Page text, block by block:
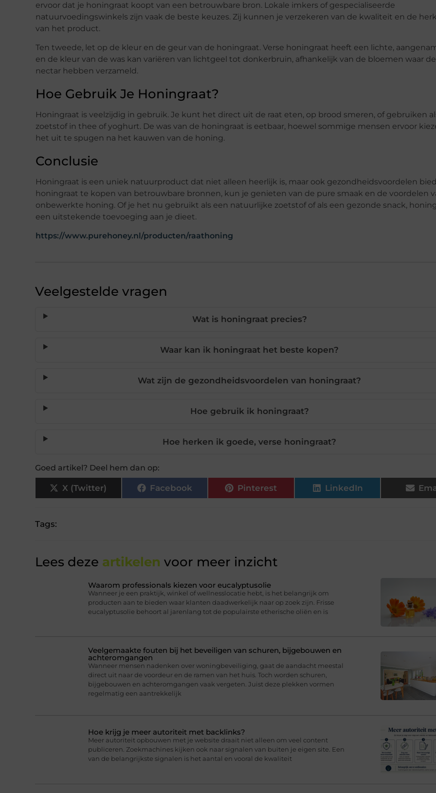
ervoor dat je honingraat koopt van een betrouwbare bron. Lokale imkers of gespecialiseerde
natuurvoedingswinkels zijn vaak de beste keuzes. Zij kunnen je verzekeren van de kwaliteit en de
van het product.
Ten tweede, let op de kleur en de geur van de honingraat. Verse honingraat heeft een lichte,
en de kleur van de was kan variëren van lichtgeel tot donkerbruin, afhankelijk van de bloemen waar
nectar hebben verzameld.
Hoe Gebruik Je Honingraat?
Honingraat is veelzijdig in gebruik. Je kunt het direct uit de raat eten, op brood smeren, of gebruiken
zoetstof in thee of yoghurt. De was van de honingraat is eetbaar, hoewel sommige mensen ervoor
het uit te spugen na het kauwen van de honing.
Conclusie
Honingraat is een uniek natuurproduct dat niet alleen heerlijk is, maar ook gezondheidsvoordelen
honingraat te kopen van betrouwbare bronnen, kun je genieten van de pure smaak en de voordelen
onbewerkte honing. Of je het nu gebruikt als een natuurlijke zoetstof of als een gezonde snack,
een uitstekende toevoeging aan je dieet.
https://www.purehoney.nl/producten/raathoning
Veelgestelde vragen
Wat is honingraat precies?
Waar kan ik honingraat het beste kopen?
Wat zijn de gezondheidsvoordelen van honingraat?
Hoe gebruik ik honingraat?
Hoe herken ik goede, verse honingraat?
Goed artikel? Deel hem dan op:
X (Twitter) Facebook Pinterest LinkedIn
Tags:
Lees deze artikelen voor meer inzicht
Waarom professionals kiezen voor eucalyptusolie
Wanneer je een praktijk, winkel of wellnesslocatie hebt, is het belangrijk om
producten aan te bieden waar klanten daadwerkelijk naar op zoek zijn. Frisse
eucalyptusolie behoort al jarenlang tot de populairste etherische oliën en is
Veelgemaakte fouten bij het beveiligen van schuren, bijgebouwen en
achteromgangen
Wanneer mensen nadenken over woningbeveiliging, gaat de aandacht meestal
direct uit naar de voordeur en de ramen van het huis. Toch worden schuren,
bijgebouwen en achteromgangen vaak vergeten. Juist deze plekken vormen
regelmatig een aantrekkelijk
Hoe krijg je meer autoriteit met backlinks?
Meer autoriteit opbouwen met je website draait niet alleen om veel content
publiceren. Zoekmachines kijken ook naar signalen van buiten je eigen site. Een
van de belangrijkste signalen is het aantal en vooral de kwaliteit